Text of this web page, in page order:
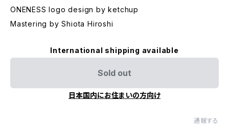
ONENESS logo design by ketchup
Mastering by Shiota Hiroshi
International shipping available
Sold out
日本国内にお住まいの方向け
通報する